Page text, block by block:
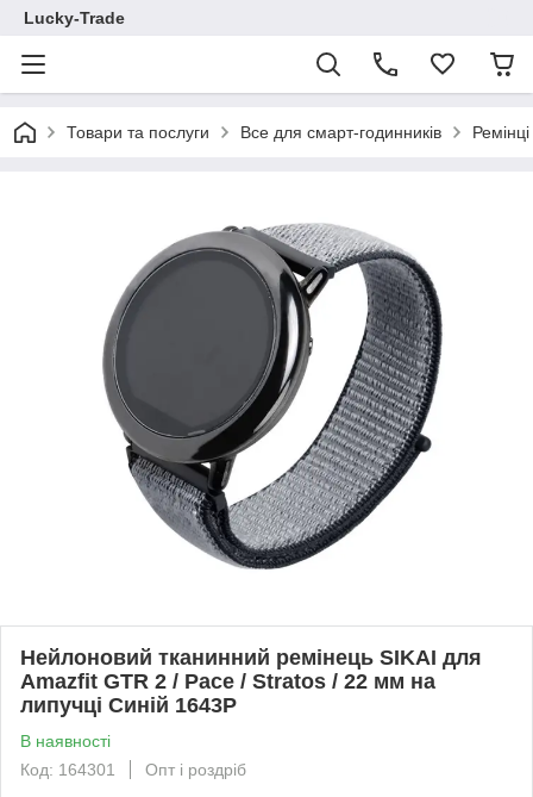
Lucky-Trade
Товари та послуги Все для смарт-годинників
Нейлоновий тканинний ремінець SIKAI для
Amazfit GTR 2 / Pace / Stratos / 22 мм на
липучці Синій 1643P
В наявності
Код: 164301
Опт і роздріб